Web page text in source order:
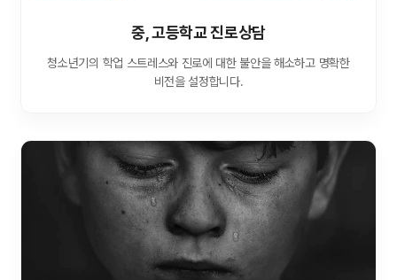
중, 고등학교 진로상담
청소년기의 학업 스트레스와 진로에 대한 불안을 해소하고 명확한
비전을 설정합니다.